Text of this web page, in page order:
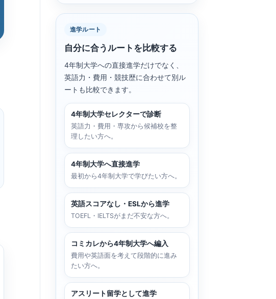
進学ルート
自分に合うルートを比較する
4年制大学への直接進学だけでなく、
英語力・費用・競技歴に合わせて別ル
ートも比較できます。
4年制大学セレクターで診断
英語力・費用・専攻から候補校を整
理したい方へ。
4年制大学へ直接進学
最初から4年制大学で学びたい方へ。
英語スコアなし・ESLから進学
TOEFL・IELTSがまだ不安な方へ。
コミカレから4年制大学へ編入
費用や英語面を考えて段階的に進み
たい方へ。
アスリート留学として進学